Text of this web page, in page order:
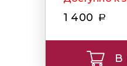
1 400
В